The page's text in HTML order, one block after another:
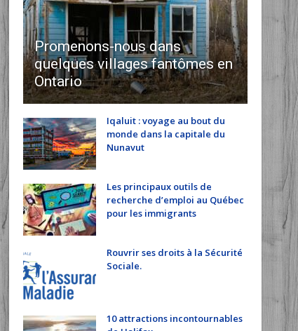
Promenons-nous dans
quelques villages fantômes en
Ontario
Iqaluit : voyage au bout du
monde dans la capitale du
Nunavut
Les principaux outils de
recherche d’emploi au Québec
pour les immigrants
Rouvrir ses droits à la Sécurité
Sociale.
10 attractions incontournables